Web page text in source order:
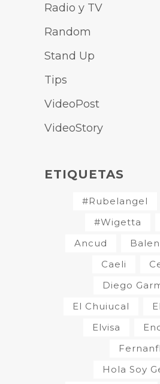
Radio y TV
Random
Stand Up
Tips
VideoPost
VideoStory
ETIQUETAS
#Rubelangel
#Wigetta
Ancud
Caeli
Diego
El Chuiucal
Elvisa
Hola Soy